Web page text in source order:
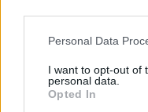
Please note that this
not limited to your visit
grant or deny consent
use your data for below
Personal Data
I want to opt-out of
personal data.
Opted In